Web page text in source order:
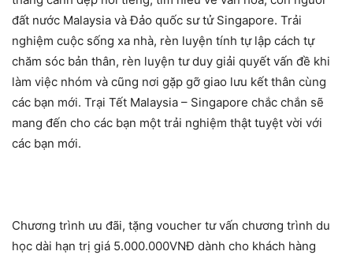
đất nước Malaysia và Đảo quốc sư tử Singapore. Trải
nghiệm cuộc sống xa nhà, rèn luyện tính tự lập cách tự
chăm sóc bản thân, rèn luyện tư duy giải quyết vấn đề khi
làm việc nhóm và cũng nơi gặp gỡ giao lưu kết thân cùng
các bạn mới. Trại Tết Malaysia – Singapore chắc chắn sẽ
mang đến cho các bạn một trải nghiệm thật tuyệt vời với
các bạn mới.
Chương trình ưu đãi, tặng voucher tư vấn chương trình du
học dài hạn trị giá 5.000.000VNĐ dành cho khách hàng